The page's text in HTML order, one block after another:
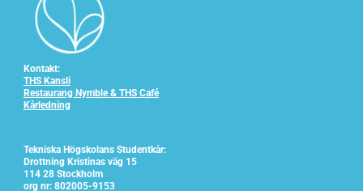
Kontakt:
THS Kansli
Restaurang Nymble & THS Café
Kårledning
Tekniska Högskolans Studentkår:
Drottning Kristinas väg 15
114 28 Stockholm
org nr: 802005-9153